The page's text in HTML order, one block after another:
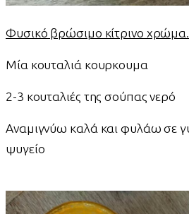
Φυσικό βρώσιμο κίτρινο χρώμα.
Μία κουταλιά κουρκουμα
2-3 κουταλιές της σούπας νερό
Αναμιγνύω καλά και φυλάω σε
ψυγείο